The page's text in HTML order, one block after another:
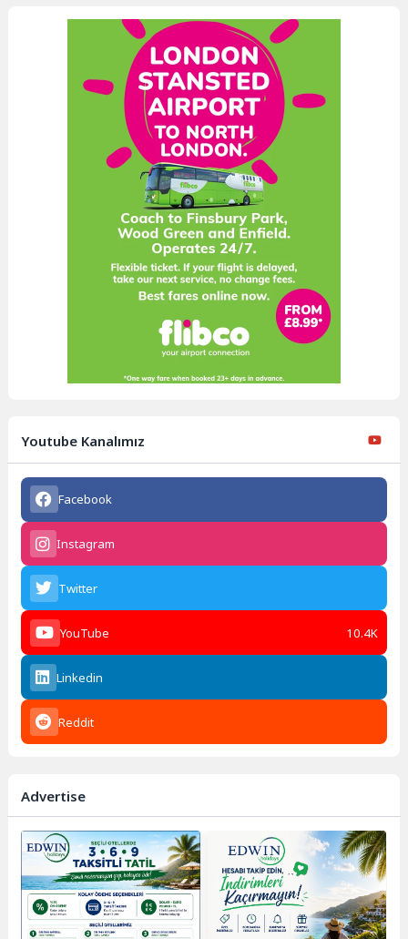
Youtube Kanalımız
Facebook
Instagram
Twitter
YouTube 10.4K
Linkedin
Reddit
Advertise